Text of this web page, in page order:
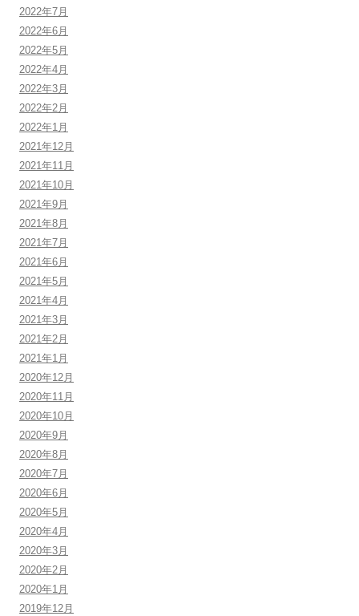
2022年7月
2022年6月
2022年5月
2022年4月
2022年3月
2022年2月
2022年1月
2021年12月
2021年11月
2021年10月
2021年9月
2021年8月
2021年7月
2021年6月
2021年5月
2021年4月
2021年3月
2021年2月
2021年1月
2020年12月
2020年11月
2020年10月
2020年9月
2020年8月
2020年7月
2020年6月
2020年5月
2020年4月
2020年3月
2020年2月
2020年1月
2019年12月